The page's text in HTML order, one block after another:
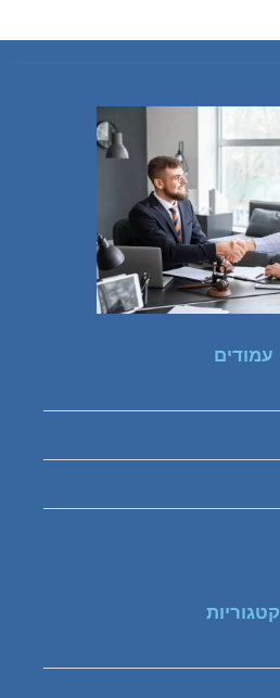
עמודים
קטגוריות